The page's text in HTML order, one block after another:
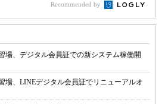
Recommended by
場、デジタル会員証での新システム稼働開
場、LINEデジタル会員証でリニューアルオ